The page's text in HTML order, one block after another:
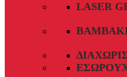
LASER